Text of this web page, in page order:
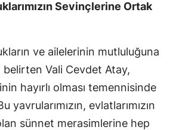
Tekirdağ
Tokat
Trabzon
Sevinçlerine Ortak
ve ailelerinin mutluluğuna
belirten Vali Cevdet Atay,
hayırlı olması temennisinde
yavrularımızın, evlatlarımızın
sünnet merasimlerine hep